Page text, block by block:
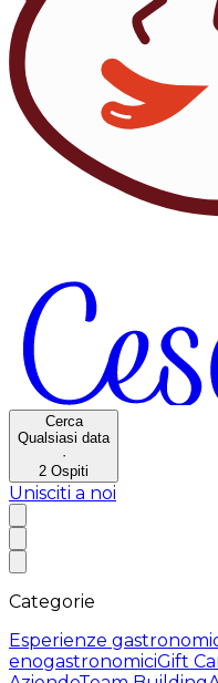
Cerca
Qualsiasi data
·
2 Ospiti
Unisciti a noi
Categorie
Esperienze
enogastronomiciGift